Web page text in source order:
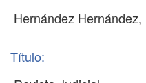
Título: